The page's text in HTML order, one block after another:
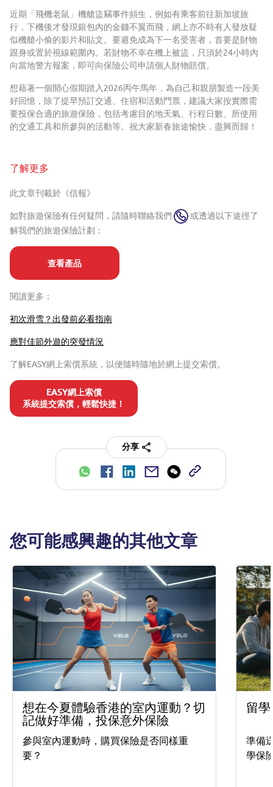
近期「飛機老鼠」機艙盜竊事件頻生，例如有乘客前往新加坡旅
行，下機後才發現銀包內的金錢不翼而飛，網上亦不時有人發放疑
似機艙小偷的影片和貼文。要避免成為下一名受害者，首要是財物
跟身或置於視線範圍內。若財物不幸在機上被盜，只須於24小時內
向當地警方報案，即可向保險公司申請個人財物賠償。
想藉著一個開心假期踏入2026丙午馬年，為自己和親朋製造一段美
好回憶，除了提早預訂交通、住宿和活動門票，建議大家按實際需
要投保合適的旅遊保險，包括考慮目的地天氣、行程日數、所使用
的交通工具和所參與的活動等。祝大家新春旅途愉快，盡興而歸！
了解更多
此文章刊載於《信報》
如對旅遊保險有任何疑問，請隨時聯絡我們
或透過以下途徑了
解我們的旅遊保險計劃：
查看產品
閱讀更多：
初次滑雪？出發前必看指南
應對佳節外遊的突發情況
了解EASY網上索償系統，以便隨時隨地於網上提交索償。
EASY網上索償
系統提交索償，輕鬆快捷！
分享
您可能感興趣的其他文章
想在今夏體驗香港的室內運動？切
記做好準備，投保意外保險
參與室內運動時，購買保險是否同樣重
要？
留
準備
學保